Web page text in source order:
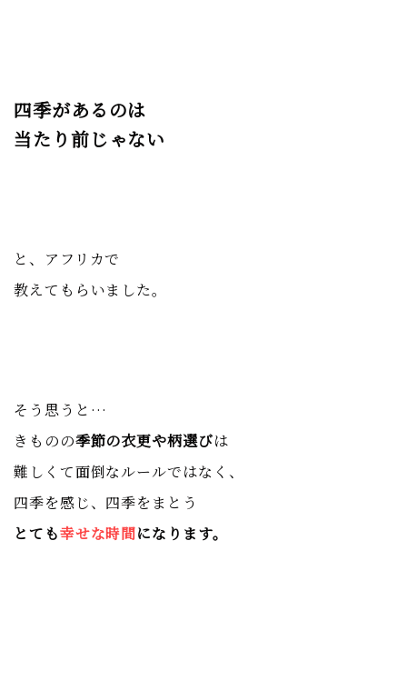
四季があるのは
当たり前じゃない
と、アフリカで
教えてもらいました。
そう思うと…
きものの季節の衣更や柄選びは
難しくて面倒なルールではなく、
四季を感じ、四季をまとう
とても幸せな時間になります。